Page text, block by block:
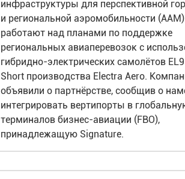
инфраструктуры для перспективной
и региональной аэромобильности
работают над планами по поддержке
региональных авиаперевозок с
гибридно-электрических самолётов
Short производства Electra Aero.
объявили о партнёрстве, сообщив о
интегрировать вертипорты в
терминалов бизнес-авиации (FBO),
принадлежащую Signature.